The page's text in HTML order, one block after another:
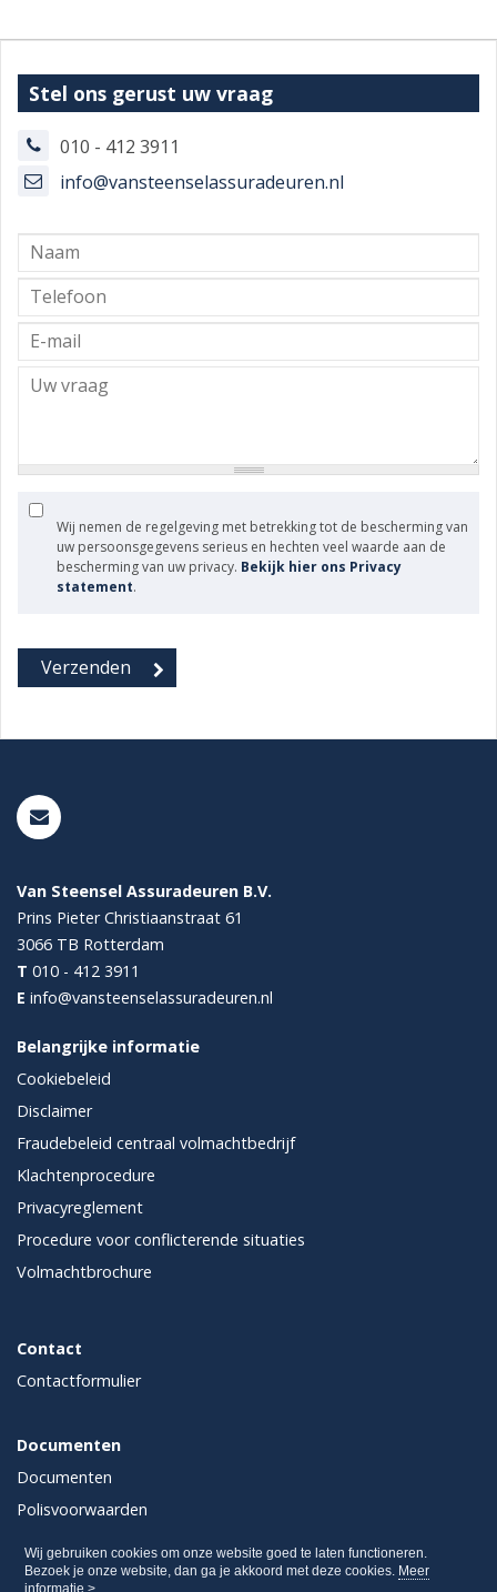
Wij gebruiken cookies om onze website goed te laten functioneren.
Bezoek je onze website, dan ga je akkoord met deze cookies. Meer
informatie >
Stel ons gerust uw vraag
010 - 412 3911
info@vansteenselassuradeuren.nl
Wij nemen de regelgeving met betrekking tot de bescherming van
uw persoonsgegevens serieus en hechten veel waarde aan de
bescherming van uw privacy. Bekijk hier ons Privacy
statement.
Van Steensel Assuradeuren B.V.
Prins Pieter Christiaanstraat 61
3066 TB Rotterdam
T 010 - 412 3911
E info@vansteenselassuradeuren.nl
Belangrijke informatie
Cookiebeleid
Disclaimer
Fraudebeleid centraal volmachtbedrijf
Klachtenprocedure
Privacyreglement
Procedure voor conflicterende situaties
Volmachtbrochure
Contact
Contactformulier
Documenten
Documenten
Polisvoorwaarden